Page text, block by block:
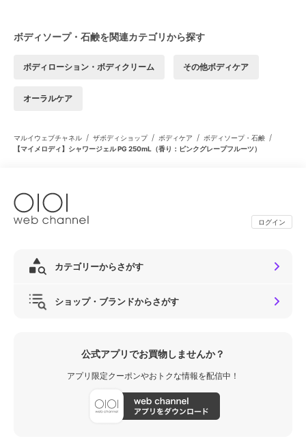
ボディソープ・石鹸を関連カテゴリから探す
ボディローション・ボディクリーム その他ボディケア
オーラルケア
マルイウェブチャネル / ザボディショップ/ ボディケア / ボディソープ・石鹸 /
【マイメロディ】シャワージェル PG 250mL（香り：ピンクグレープフルーツ）
ログイン
カテゴリーからさがす
ショップ・ブランドからさがす
公式アプリでお買物しませんか？
アプリ限定クーポンやおトクな情報を配信中！